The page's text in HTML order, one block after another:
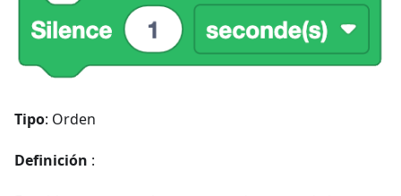
Tipo: Orden
Definición :